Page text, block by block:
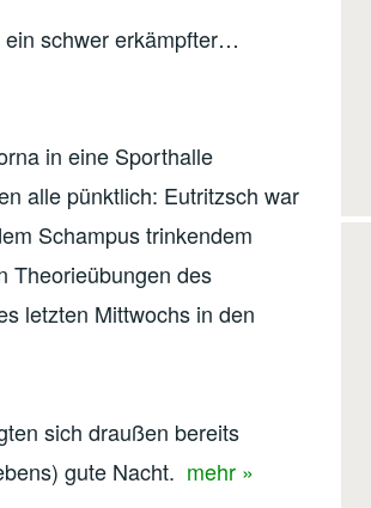
ein schwer erkämpfter…
in eine Sporthalle
alle pünktlich: Eutritzsch war
Schampus trinkendem
Theorieübungen des
letzten Mittwochs in den
sich draußen bereits
gute Nacht. mehr »